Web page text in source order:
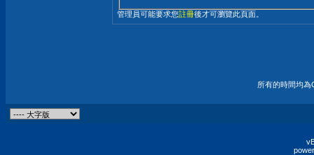
管理員可能要求您註冊後才可瀏覽此頁面。
所有的時間均為